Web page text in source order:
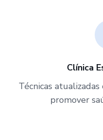
Clínica
Técnicas
promover